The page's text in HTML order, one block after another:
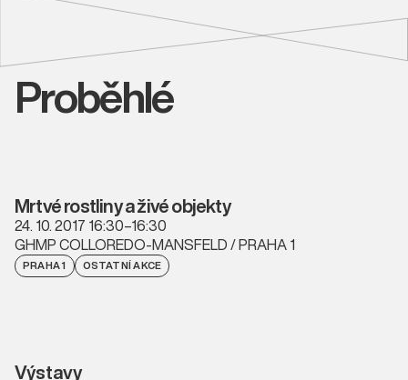
Proběhlé
Mrtvé rostliny a živé objekty
24. 10. 2017 16:30–16:30
GHMP COLLOREDO-MANSFELD / PRAHA 1
PRAHA 1 OSTATNÍ AKCE
Výstavy